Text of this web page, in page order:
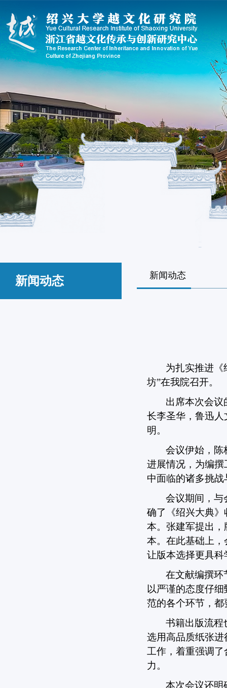
新闻动态 新闻动态
为扎实推进《
坊”在我院召开。
出席本次会议
长李圣华，鲁迅
明。
会议伊始，陈
进展情况，为编
中面临的诸多挑
会议期间，与
确了《绍兴大典
本。张建军提出
本。在此基础上
让版本选择更具
在文献编撰环
以严谨的态度仔
范的各个环节，
书籍出版流程
选用高品质纸张
工作，着重强调
力。
本次会议还明